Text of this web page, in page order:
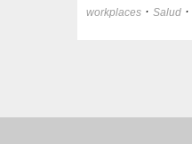
workplaces · Salud ·